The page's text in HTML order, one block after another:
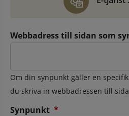
Webbadress till sidan som
Om din synpunkt gäller en
du skriva in webbadressen till
Synpunkt *